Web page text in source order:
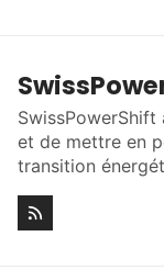
SwissPowerShift
et de mettre en
transition